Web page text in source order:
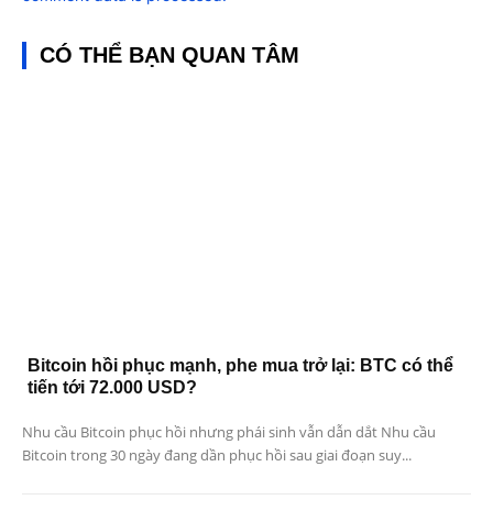
CÓ THỂ BẠN QUAN TÂM
Bitcoin hồi phục mạnh, phe mua trở lại: BTC có thể
tiến tới 72.000 USD?
Nhu cầu Bitcoin phục hồi nhưng phái sinh vẫn dẫn dắt Nhu cầu
Bitcoin trong 30 ngày đang dần phục hồi sau giai đoạn suy...